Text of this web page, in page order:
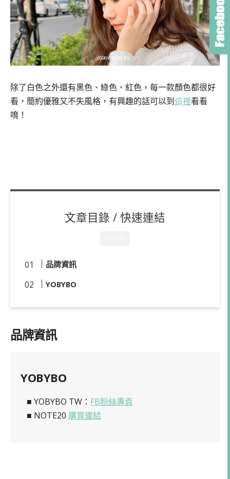
除了白色之外還有黑色、綠色、紅色，每一款顏色都很好
看，簡約優雅又不失風格，有興趣的話可以到這裡看看
唷！
文章目錄 / 快速連結
品牌資訊
YOBYBO
品牌資訊
YOBYBO
■ YOBYBO TW： FB粉絲專頁
■ NOTE20 購買連結